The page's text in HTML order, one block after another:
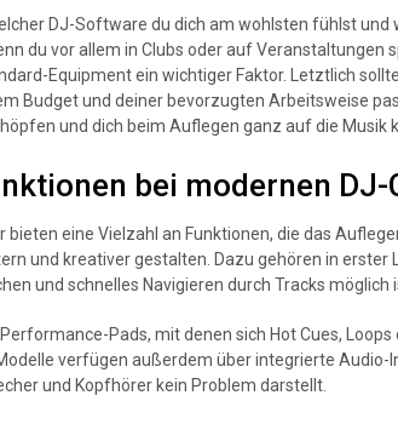
DJ-Software du dich am wohlsten fühlst und
du vor allem in Clubs oder auf Veranstaltungen
Equipment ein wichtiger Faktor. Letztlich
Budget und deiner bevorzugten Arbeitsweise
und dich beim Auflegen ganz auf die Musik
bei modernen
bieten eine Vielzahl an Funktionen, die das
und kreativer gestalten. Dazu gehören in
und schnelles Navigieren durch Tracks möglich
Pads, mit denen sich Hot Cues,
verfügen außerdem über integrierte
und Kopfhörer kein Problem darstellt.